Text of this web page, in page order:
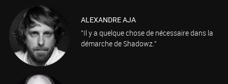
ALEXANDRE AJA
"Il y a quelque chose de nécessaire dans la
démarche de Shadowz."